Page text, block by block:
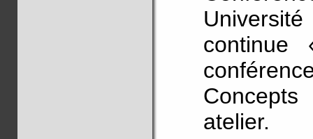
continue
atelier.